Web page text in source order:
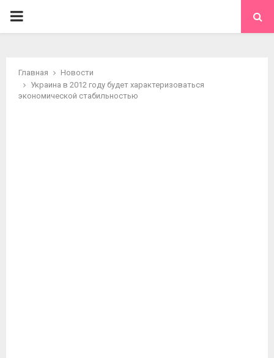
ОСНОВНОЕ
Главная
Новости
Украина в 2012 году будет характеризоваться
экономической стабильностью